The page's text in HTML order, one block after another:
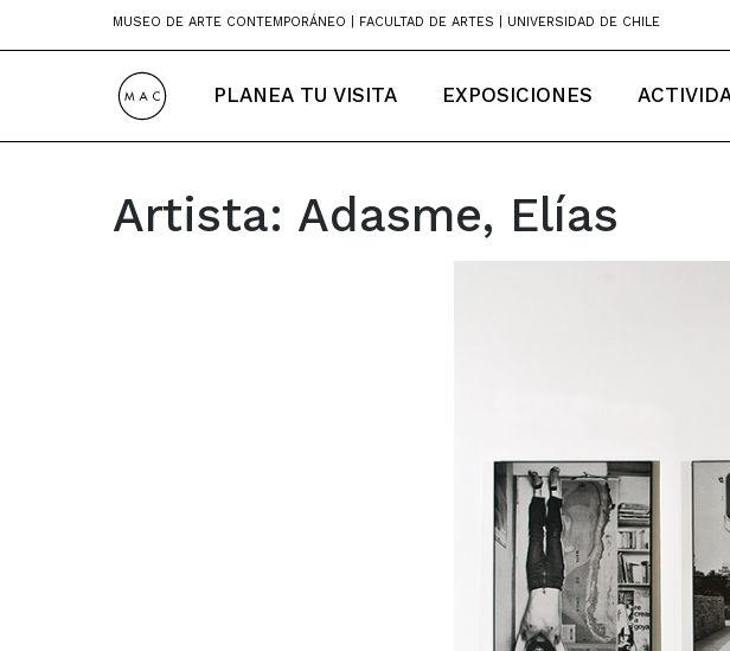
MUSEO DE ARTE CONTEMPORÁNEO | FACULTAD DE ARTES | UNIVERSIDAD DE CHILE
PLANEA TU VISITA EXPOSICIONES
Artista: Adasme, Elías